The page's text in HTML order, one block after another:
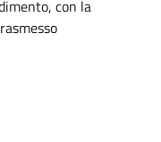
con la